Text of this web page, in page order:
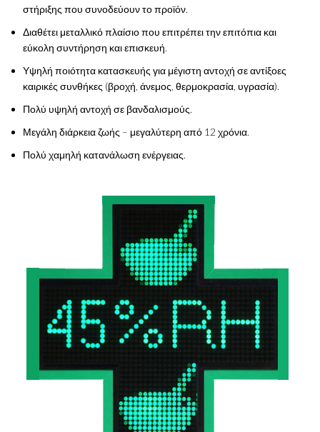
στήριξης που συνοδεύουν το προϊόν.
Διαθέτει μεταλλικό πλαίσιο που επιτρέπει την επιτόπια και
εύκολη συντήρηση και επισκευή.
Υψηλή ποιότητα κατασκευής για μέγιστη αντοχή σε αντίξοες
καιρικές συνθήκες (βροχή, άνεμος, θερμοκρασία, υγρασία).
Πολύ υψηλή αντοχή σε βανδαλισμούς.
Μεγάλη διάρκεια ζωής – μεγαλύτερη από 12 χρόνια.
Πολύ χαμηλή κατανάλωση ενέργειας.